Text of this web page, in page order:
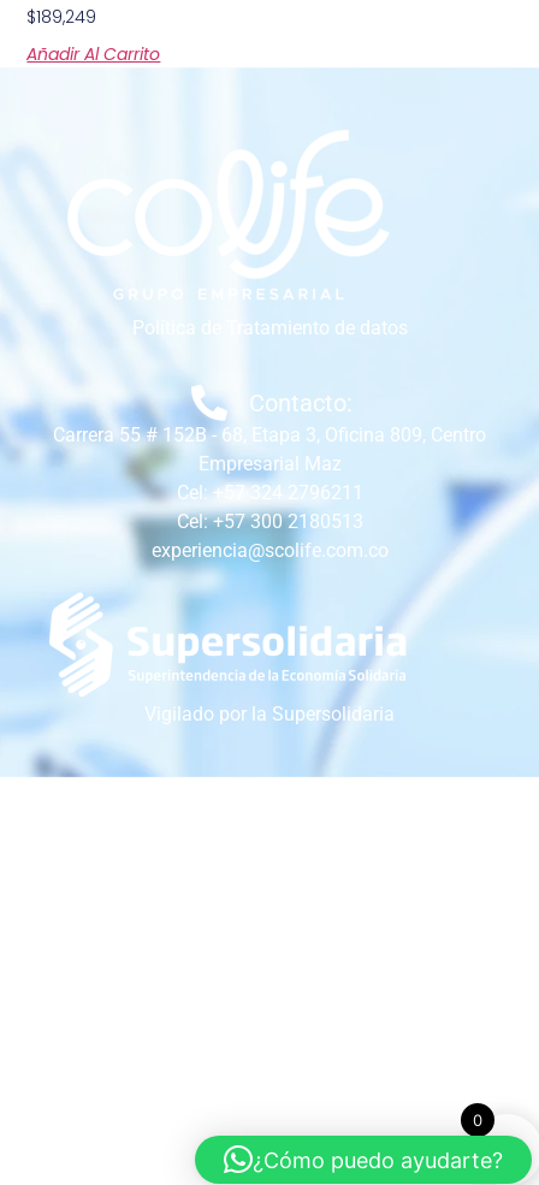
$189,249
Añadir Al Carrito
Política de Tratamiento de datos
Contacto:
Carrera 55 # 152B - 68, Etapa 3, Oficina 809, Centro
Empresarial Maz
Cel: +57 324 2796211
Cel: +57 300 2180513
experiencia@scolife.com.co
Vigilado por la Supersolidaria
0
¿Cómo puedo ayudarte?